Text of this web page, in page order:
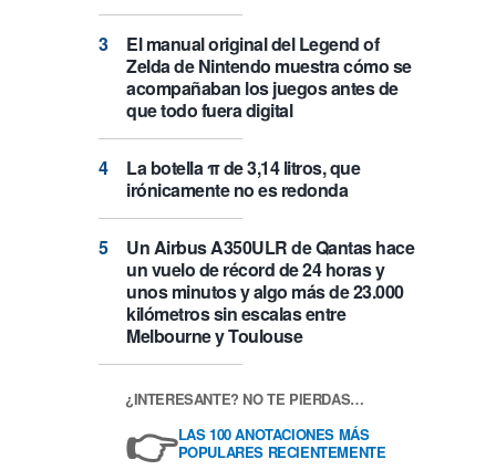
El manual original del Legend of
Zelda de Nintendo muestra cómo se
acompañaban los juegos antes de
que todo fuera digital
La botella π de 3,14 litros, que
irónicamente no es redonda
Un Airbus A350ULR de Qantas hace
un vuelo de récord de 24 horas y
unos minutos y algo más de 23.000
kilómetros sin escalas entre
Melbourne y Toulouse
¿INTERESANTE? NO TE PIERDAS…
👉LAS 100 ANOTACIONES MÁS
POPULARES RECIENTEMENTE